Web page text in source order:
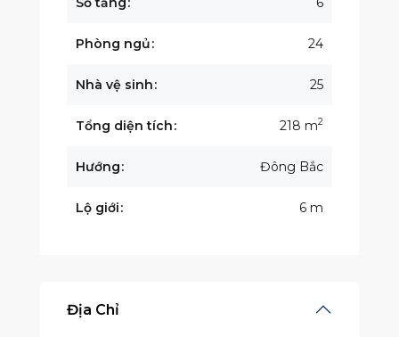
Phòng ngủ 24
Nhà vệ sinh 25
Tổng diện tích 218 m2
Hướng Đông Bắc
Lộ giới 6 m
Địa Chỉ